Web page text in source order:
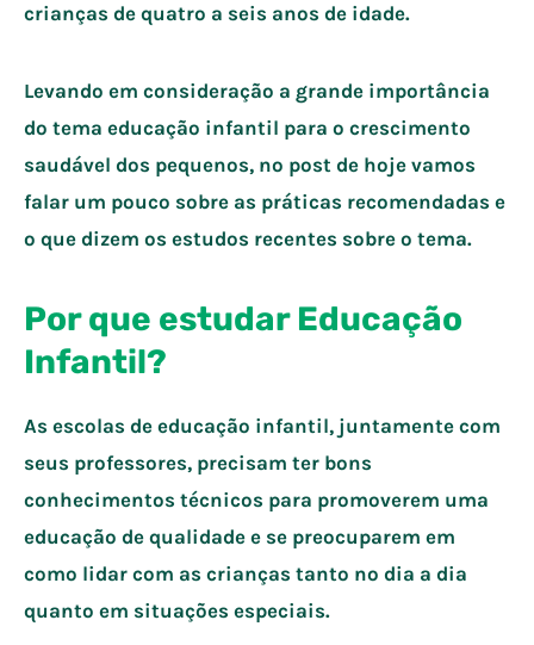
crianças de quatro a seis anos de idade.
Levando em consideração a grande importância
do tema educação infantil para o crescimento
saudável dos pequenos, no post de hoje vamos
falar um pouco sobre as práticas recomendadas e
o que dizem os estudos recentes sobre o tema.
Por que estudar Educação
Infantil?
As escolas de educação infantil, juntamente com
seus professores, precisam ter bons
conhecimentos técnicos para promoverem uma
educação de qualidade e se preocuparem em
como lidar com as crianças tanto no dia a dia
quanto em situações especiais.